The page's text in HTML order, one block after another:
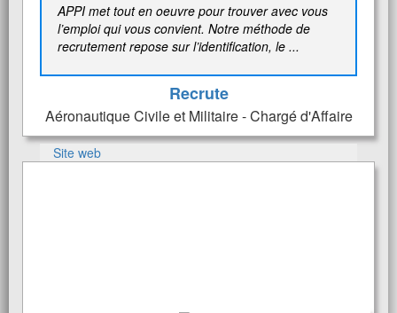
APPI met tout en oeuvre pour trouver avec vous
l’emploi qui vous convient. Notre méthode de
recrutement repose sur l’identification, le ...
Recrute
Aéronautique Civile et Militaire - Chargé d'Affaire
Site web